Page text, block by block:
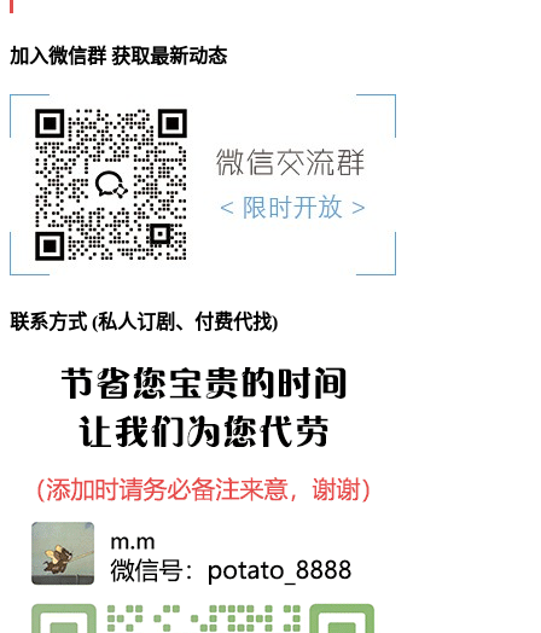
加入微信群 获取最新动态
联系方式 (私人订剧、付费代找)